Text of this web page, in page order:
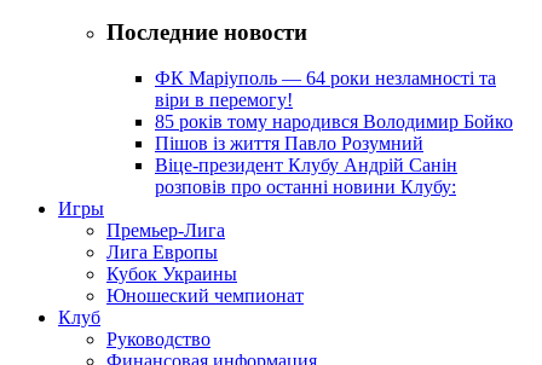
Последние новости
ФК Маріуполь — 64 роки незламності та
віри в перемогу!
85 років тому народився Володимир Бойко
Пішов із життя Павло Розумний
Віце-президент Клубу Андрій Санін
розповів про останні новини Клубу:
Игры
Премьер-Лига
Лига Европы
Кубок Украины
Юношеский чемпионат
Клуб
Руководство